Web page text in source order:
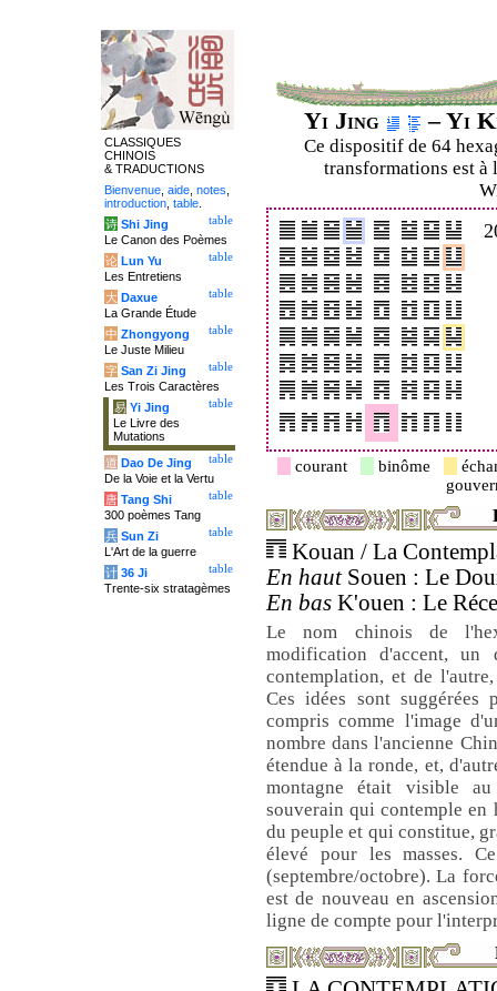
Yi Jing – Yi
Ce dispositif de 64
transformations est à
courant binôme
Kouan / La
En hautSouen : Le
En bas K'ouen : Le
Le nom chinois de
modification d'accent,
contemplation, et de
Ces idées sont
compris comme l'image
nombre dans l'ancienne
étendue à la ronde, et,
montagne était visible
souverain qui contemple
du peuple et qui constitue,
élevé pour les masses.
(septembre/octobre). La
est de nouveau en
ligne de compte pour
CLASSIQUES
CHINOIS
& TRADUCTIONS
Bienvenue aide notes
introduction table
table
诗 Shi Jing
Le Canon des Poèmes
table
论 Lun Yu
Les Entretiens
table
大 Daxue
La Grande Étude
table
中 Zhongyong
Le Juste Milieu
table
字 San Zi Jing
Les Trois Caractères
table
易 Yi Jing
Le Livre des
Mutations
table
道 Dao De Jing
De la Voie et la Vertu
table
唐 Tang Shi
300 poèmes Tang
table
兵 Sun Zi
L'Art de la guerre
table
计 36 Ji
Trente-six stratagèmes